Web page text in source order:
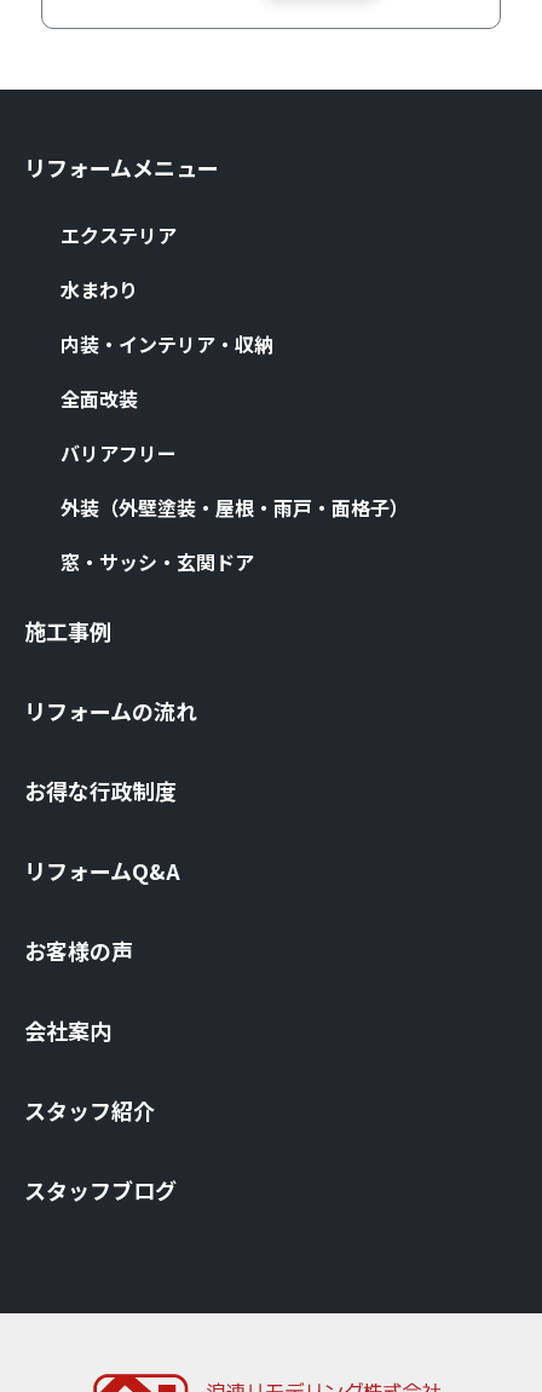
リフォームメニュー
エクステリア
⽔まわり
内装・インテリア・収納
全⾯改装
バリアフリー
外装（外壁塗装・屋根・⾬⼾・⾯格⼦）
窓・サッシ・⽞関ドア
施⼯事例
リフォームの流れ
お得な⾏政制度
リフォームQ&A
お客様の声
会社案内
スタッフ紹介
スタッフブログ